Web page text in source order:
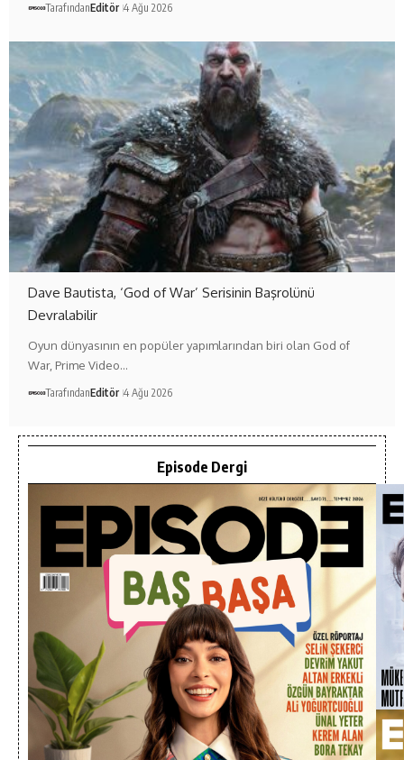
TarafındanEditör 4 Ağu 2026
Dave Bautista, ‘God of War’ Serisinin Başrolünü
Devralabilir
Oyun dünyasının en popüler yapımlarından biri olan God of
War, Prime Video…
TarafındanEditör 4 Ağu 2026
Episode Dergi